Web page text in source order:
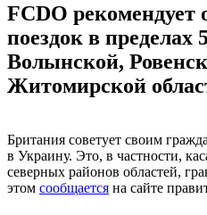
FCDO рекомендует
поездок в пределах
Волынской,
Житомирской
Британия советует своим
в Украину. Это, в частности,
северных районов областей,
этом сообщается на сайте